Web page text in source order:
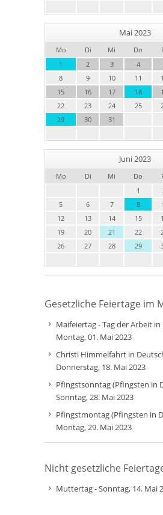
Mai 2023
Mo Di Mi Do
1
2 3 4
8
9 10 11
15
16 17 18
22
23 24 25
29
30 31
Juni 2023
Mo Di Mi Do
1
5
6 7 8
12
13 14 15
19
20 21 22
26
27 28 29
Gesetzliche Feiertage im
Maifeiertag - Tag der Arbeit
Montag, 01. Mai 2023
Christi Himmelfahrt in
Donnerstag, 18. Mai 2023
Pfingstsonntag (Pfingsten in
Sonntag, 28. Mai 2023
Pfingstmontag (Pfingsten in
Montag, 29. Mai 2023
Nicht gesetzliche
Muttertag - Sonntag, 14. Mai